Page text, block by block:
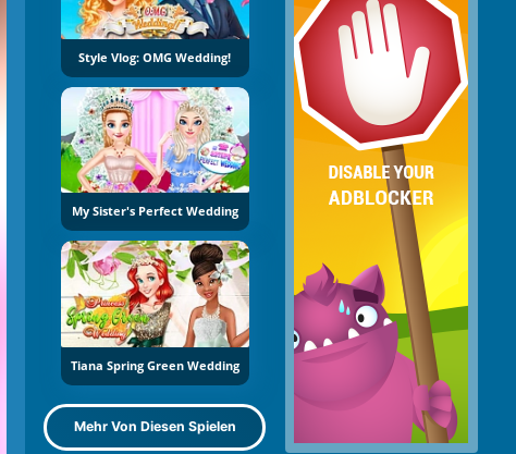
Style Vlog: OMG Wedding!
My Sister's Perfect Wedding
Tiana Spring Green Wedding
Mehr Von Diesen Spielen